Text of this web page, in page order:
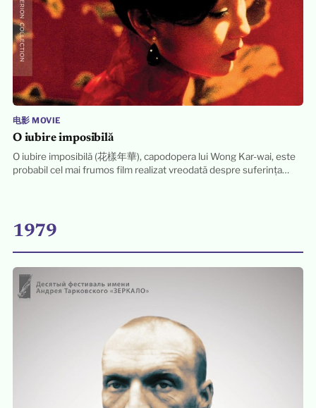
电影 MOVIE
O iubire imposibilă
O iubire imposibilă (花樣年華), capodopera lui Wong Kar-wai, este
probabil cel mai frumos film realizat vreodată despre suferința…
1979